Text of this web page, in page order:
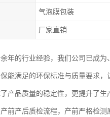
气泡膜包装
厂家直销
年的行业经验，我们公司已成
能满足的环保标准与质量要求
产品质量的稳定性，更提升了
前产后质检流程，产前严格检